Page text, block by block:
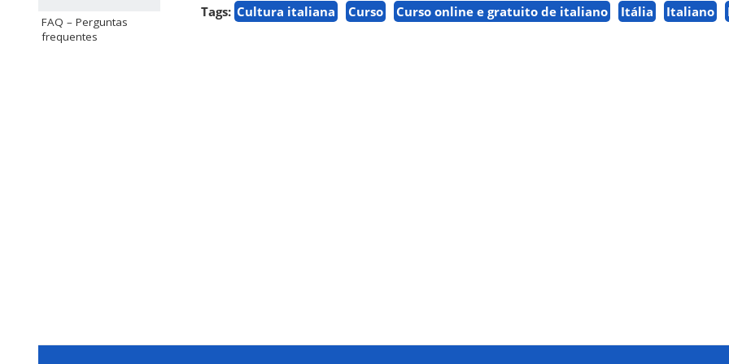
FAQ – Perguntas
frequentes
Tags: Cultura italiana Curso Curso online e gratuito de italiano Itália Italiano